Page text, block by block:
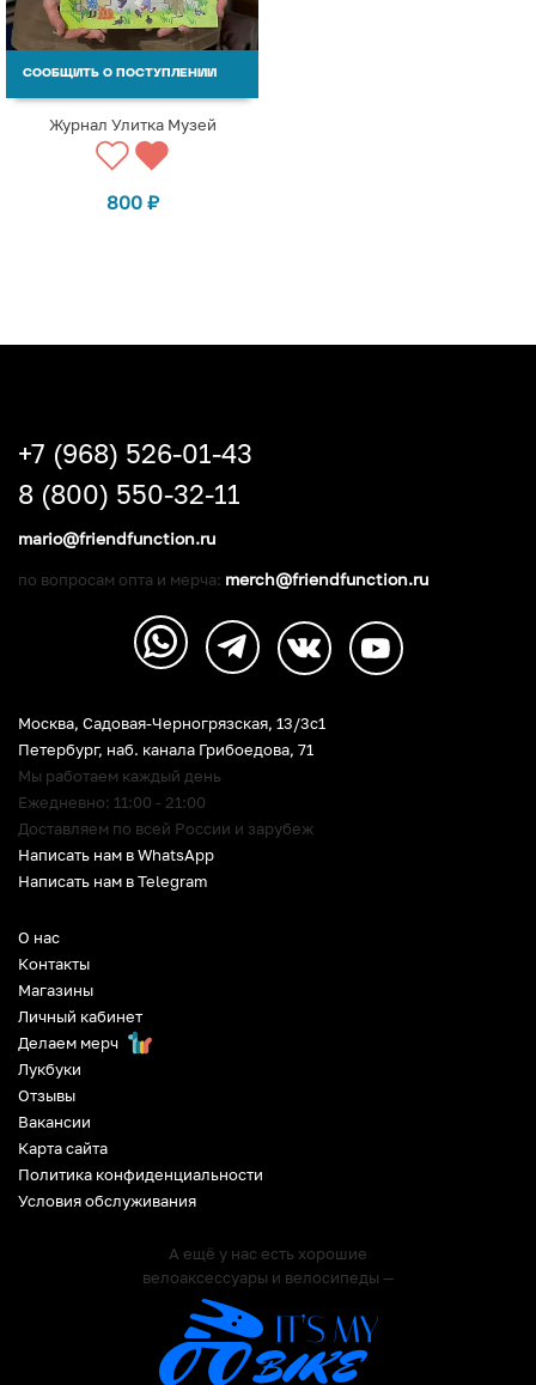
СООБЩИТЬ О ПОСТУПЛЕНИИ
Журнал Улитка Музей
800 ₽
О нас
Контакты
Магазины
Личный кабинет
Делаем мерч
Лукбуки
Отзывы
Вакансии
Карта сайта
Политика конфиденциальности
Условия обслуживания
А ещё у нас есть хорошие
велоаксессуары и велосипеды —
Москва, Садовая-Черногрязская, 13/3c1
Петербург, наб. канала Грибоедова, 71
Мы работаем каждый день
Ежедневно: 11:00 - 21:00
Доставляем по всей России и зарубеж
Написать нам в WhatsApp
Написать нам в Telegram
+7 (968) 526-01-43
8 (800) 550-32-11
mario@friendfunction.ru
по вопросам опта и мерча: merch@friendfunction.ru